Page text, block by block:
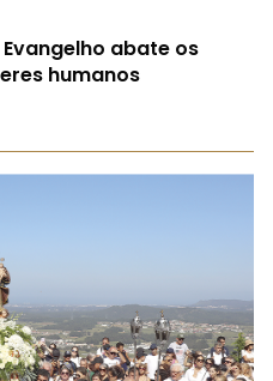
abate os
humanos